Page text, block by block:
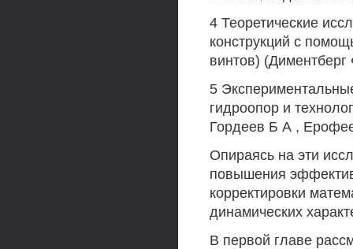
4 Теоретические
конструкций с
винтов)
5
гидроопор и
Гордеев Б А ,
Опираясь на эти
повышения
корректировки
динамических
В первой главе